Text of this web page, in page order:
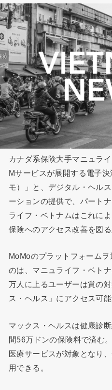
カナダ系保険大手マニュラ
Mサービスが展開する電子
モ）」と、デジタル・ヘル
ーションの提供で、パート
ライフ・ベトナムはこれに
保険へのアクセス改善を図る
MoMoのプラットフォーム
のは、マニュライフ・ベト
万人に上るユーザーは賞の
ス・ヘルス」にアクセス可能
マックス・ヘルスは健康診
間56万ドンの保険料で済む
医療サービスが対象となり
用できる。